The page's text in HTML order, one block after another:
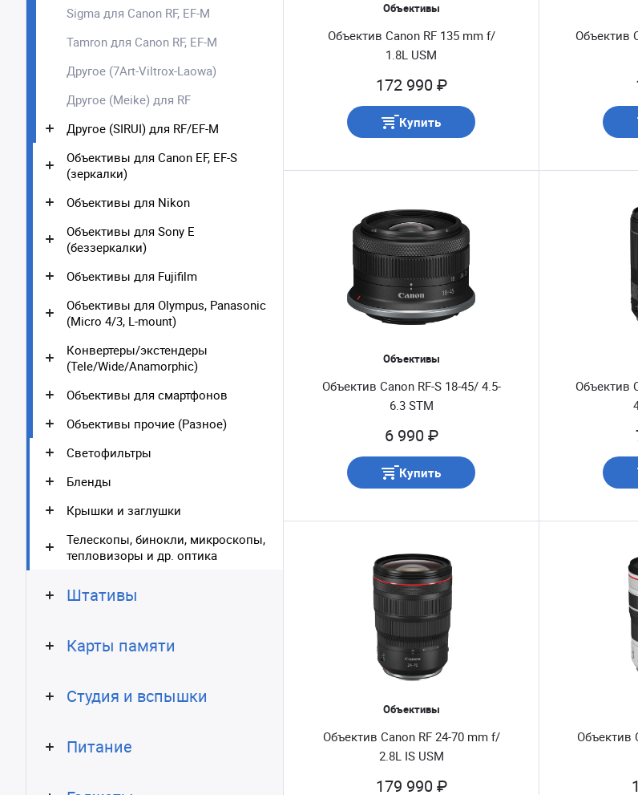
Sigma для Canon RF, EF-M
Tamron для Canon RF, EF-M
Другое (7Art-Viltrox-Laowa)
Другое (Meike) для RF
Другое (SIRUI) для RF/EF-M
Объективы для Canon EF, EF-S
(зеркалки)
Объективы для Nikon
Объективы для Sony E
(беззеркалки)
Объективы для Fujifilm
Объективы для Olympus, Panasonic
(Micro 4/3, L-mount)
Конвертеры/экстендеры
(Tele/Wide/Anamorphic)
Объективы для смартфонов
Объективы прочие (Разное)
Светофильтры
Бленды
Крышки и заглушки
Телескопы, бинокли, микроскопы,
тепловизоры и др. оптика
Штативы
Карты памяти
Студия и вспышки
Питание
Объективы
Объектив Canon RF 135 mm f/
1.8L USM
172 990 ₽
Купить
Объектив
Объективы
Объектив Canon RF-S 18-45/ 4.5-
6.3 STM
6 990 ₽
Купить
Объектив
Объективы
Объектив Canon RF 24-70 mm f/
2.8L IS USM
179 990 ₽
Объектив